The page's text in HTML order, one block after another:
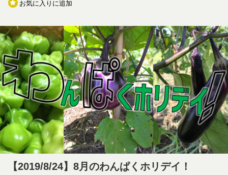
お気に入りに追加
【2019/8/24】8月のわんぱくホリデイ！